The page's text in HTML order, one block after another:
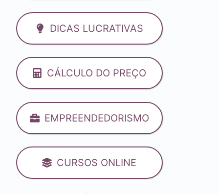
DICAS LUCRATIVAS
CÁLCULO DO PREÇO
EMPREENDEDORISMO
CURSOS ONLINE